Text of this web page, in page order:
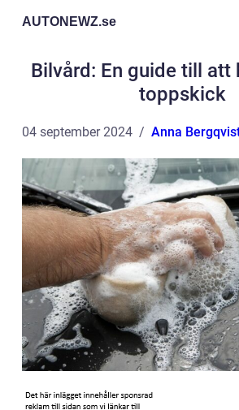
AUTONEWZ.se
Bilvård: En guide till att
toppskick
04 september 2024 Anna